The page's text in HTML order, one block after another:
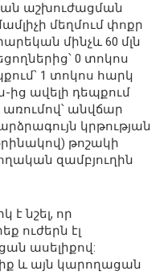
աշխուժացման
մեղմում փոքր
մինչև 60 մլն
0 տոկոս
1 տոկոս հարկ
ից ավելի դեպքում
անվճար
կրթության
թոշակի
զամբյուղին
է նշել, որ
ուժերն էլ
ասելիքով:
և այն կարողացան